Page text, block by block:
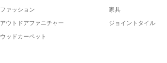
ファッション
家具
アウトドアファニチャー
ジョイントタイル
ウッドカーペット